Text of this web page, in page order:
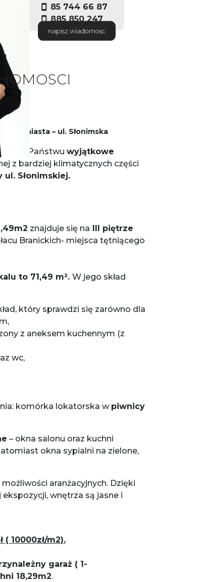
85 744 66 87
885 850 247
napisz.wiadomosc
miasta – ul. Słonimska
Państwu wyjątkowe
z bardziej klimatycznych części
ul. Słonimskiej.
znajduje się na III piętrze
Branickich- miejsca tętniącego
to 71,49 m². W jego skład
który sprawdzi się zarówno dla
z aneksem kuchennym (z
wc,
komórka lokatorska w piwnicy
– okna salonu oraz kuchni
okna sypialni na zielone,
aranżacyjnych. Dzięki
wnętrza są jasne i
( 10000zł/m2).
garaż ( 1-
18,29m2.